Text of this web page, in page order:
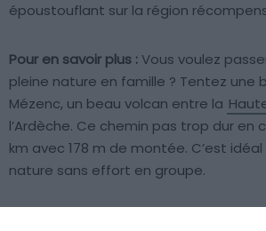
époustouflant sur la région
Pour en savoir plus :Vous voulez
pleine nature en famille ? Tentez une
Mézenc, un beau volcan entre la
l’Ardèche. Ce chemin pas trop dur en
km avec 178 m de montée. C’est
nature sans effort en groupe.